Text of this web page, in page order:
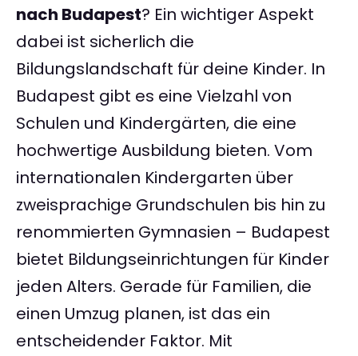
nach Budapest? Ein wichtiger Aspekt
dabei ist sicherlich die
Bildungslandschaft für deine Kinder. In
Budapest gibt es eine Vielzahl von
Schulen und Kindergärten, die eine
hochwertige Ausbildung bieten. Vom
internationalen Kindergarten über
zweisprachige Grundschulen bis hin zu
renommierten Gymnasien – Budapest
bietet Bildungseinrichtungen für Kinder
jeden Alters. Gerade für Familien, die
einen Umzug planen, ist das ein
entscheidender Faktor. Mit